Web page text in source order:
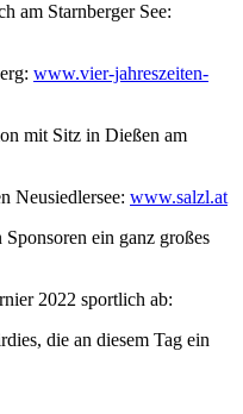
am Starnberger See:
www.vier-jahreszeiten-
mit Sitz in Dießen am
Neusiedlersee: www.salzl.at
ein ganz großes
2022 sportlich ab:
die an diesem Tag ein